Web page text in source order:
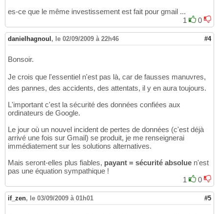
es-ce que le même investissement est fait pour gmail ...
1
0
danielhagnoul , le 02/09/2009 à 22h46 #4
Bonsoir.
Je crois que l'essentiel n'est pas là, car de fausses manuvres,
des pannes, des accidents, des attentats, il y en aura toujours.
L'important c'est la sécurité des données confiées aux
ordinateurs de Google.
Le jour où un nouvel incident de pertes de données (c'est déjà
arrivé une fois sur Gmail) se produit, je me renseignerai
immédiatement sur les solutions alternatives.
Mais seront-elles plus fiables, payant = sécurité absolue n'est
pas une équation sympathique !
1
0
if_zen, le 03/09/2009 à 01h01 #5